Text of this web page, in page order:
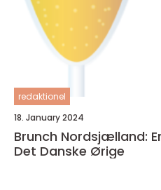
redaktionel
18. January 2024
Brunch Nordsjælland:
Det Danske Ørige